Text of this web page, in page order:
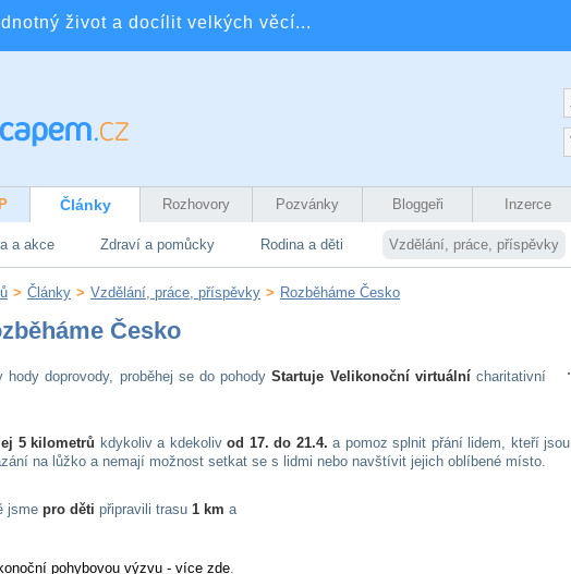
život a docílit velkých věcí...
Články Rozhovory Pozvánky Bloggeři Inzerce
a akce Zdraví a pomůcky Rodina a děti Vzdělání, práce, příspěvky
> Články > Vzdělání, práce, příspěvky > Rozběháme Česko
Česko
hody doprovody, proběhej se do pohodyStartuje Velikonoční virtuálnícharitativní
5 kilometrů kdykoliv a kdekoliv od 17. do 21.4. a pomoz splnit přání lidem, kteří jsou
na lůžko a nemají možnost setkat se s lidmi nebo navštívit jejich oblíbené místo.
jsme pro děti připravili trasu 1 km a
pohybovou výzvu - více zde.